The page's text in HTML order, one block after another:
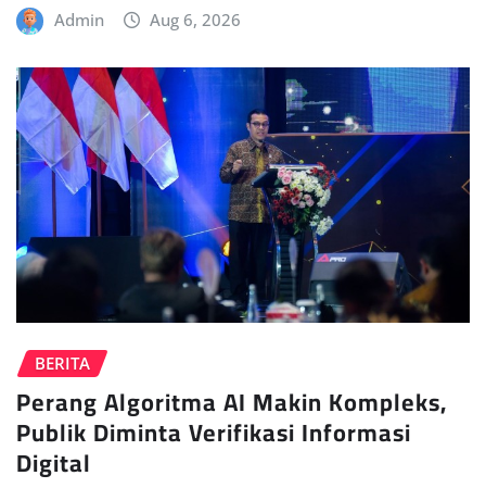
Admin Aug 6, 2026
BERITA
Perang Algoritma AI Makin Kompleks,
Publik Diminta Verifikasi Informasi
Digital